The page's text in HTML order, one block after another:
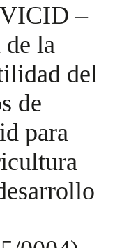
–
la
del
de
para